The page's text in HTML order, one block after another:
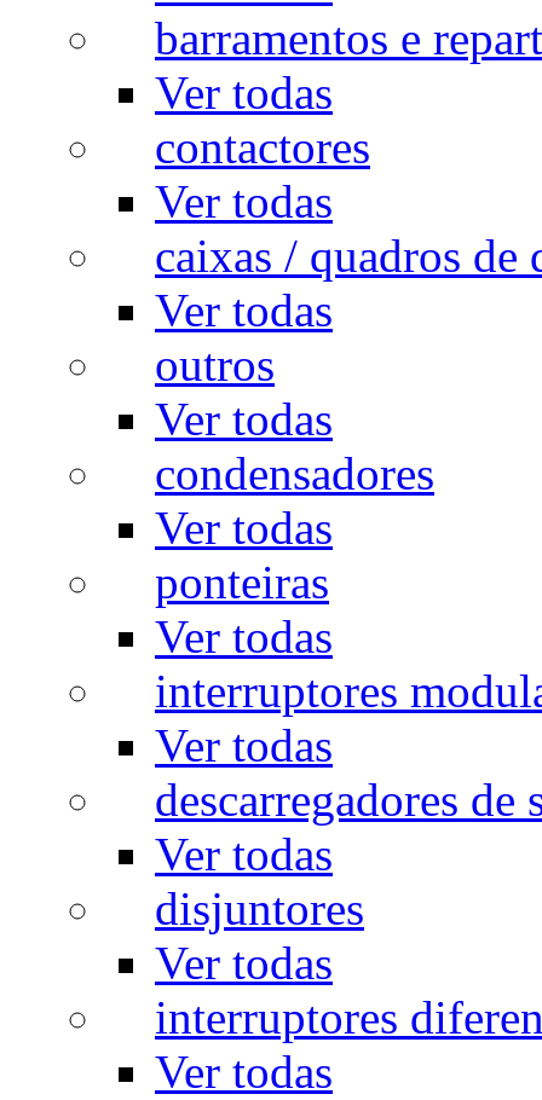
barramentos e
Ver todas
contactores
Ver todas
caixas / quadros de
Ver todas
outros
Ver todas
condensadores
Ver todas
ponteiras
Ver todas
interruptores
Ver todas
descarregadores de
Ver todas
disjuntores
Ver todas
interruptores
Ver todas